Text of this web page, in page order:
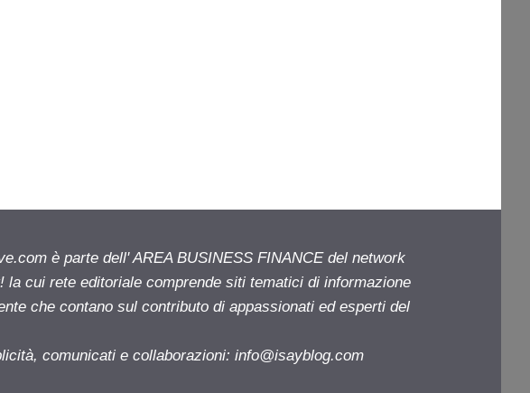
è parte dell' AREA BUSINESS FINANCE del network
la cui rete editoriale comprende siti tematici di informazione
che contano sul contributo di appassionati ed esperti del
comunicati e collaborazioni: info@isayblog.com